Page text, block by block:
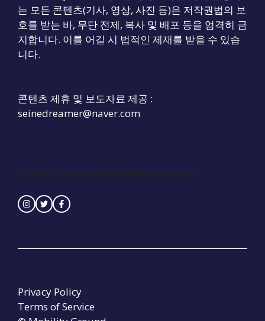
는 모든 콘텐츠(기사, 영상, 사진 등)은 저작권법의 보
호를 받는 바, 무단 전제, 복사 및 배포 등을 엄격히 금
지합니다. 이를 어길 시 법적인 제재를 받을 수 있습
니다.
콘텐츠 제휴 및 보도자료 제공 :
seinedreamer@naver.com
Contact : seinedreamer@naver.com
Privacy Policy
Terms of Service